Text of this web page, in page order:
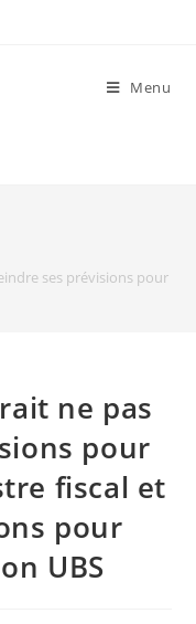
Menu
ses prévisions pour le
ne pas
pour
fiscal et
pour
UBS